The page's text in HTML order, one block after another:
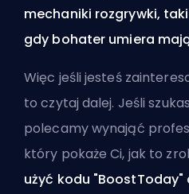
mechaniki rozgrywki,
gdy bohater umiera
Więc jeśli jesteś
to czytaj dalej. Jeśli
polecamywynająć
który pokaże Ci, jak to
użyć kodu "BoostToday"